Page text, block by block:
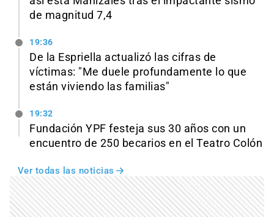
de magnitud 7,4
19:36
De la Espriella actualizó las cifras de
víctimas: "Me duele profundamente lo que
están viviendo las familias"
19:32
Fundación YPF festeja sus 30 años con un
encuentro de 250 becarios en el Teatro Colón
Ver todas las noticias